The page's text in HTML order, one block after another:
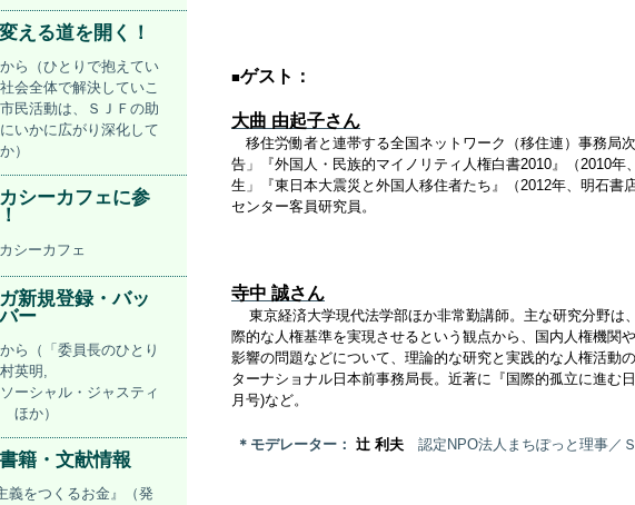
■ゲスト：
大曲 由起子さん
移住労働者と連帯する全国ネットワーク（移住連）事務局
告」『外国人・民族的マイノリティ人権白書2010』（2010年
生」『東日本大震災と外国人移住者たち』（2012年、明石書
センター客員研究員。
寺中 誠さん
東京経済大学現代法学部ほか非常勤講師。主な研究分野は
際的な人権基準を実現させるという観点から、国内人権機関
影響の問題などについて、理論的な研究と実践的な人権活動
ターナショナル日本前事務局長。近著に『国際的孤立に進む
月号)など。
＊ モデレーター： 辻 利夫 認定NPO法人まちぽっと理事／
える道を開く！
ら（ひとりで抱えてい
会全体で解決していこ
民活動は、ＳＪＦの助
いかに広がり深化して
）
シーカフェに参
シーカフェ
新規登録・バッ
ー
ら（「委員長のひとり
英明,
ーシャル・ジャスティ
ほか）
籍・文献情報
義をつくるお金』（発